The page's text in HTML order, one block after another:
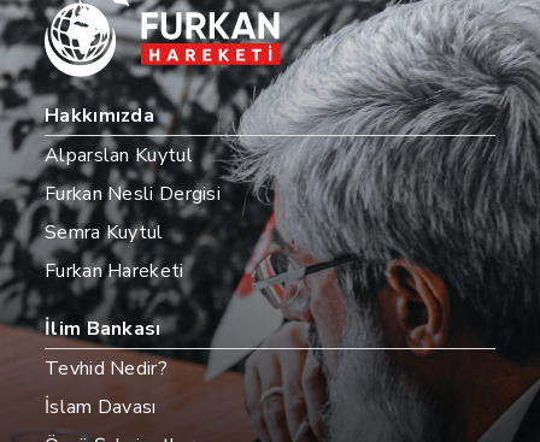
Hakkımızda
Alparslan Kuytul
Furkan Nesli Dergisi
Semra Kuytul
Furkan Hareketi
İlim Bankası
Tevhid Nedir?
İslam Davası